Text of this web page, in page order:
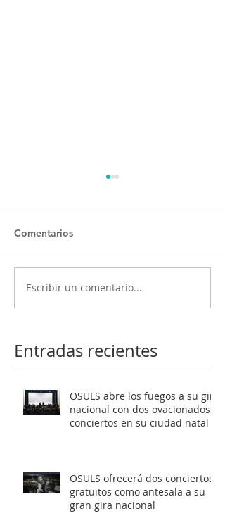
OSULS ofrecerá dos
conciertos gratuitos
Comentarios
Escribir un comentario...
Entradas recientes
OSULS abre los fuegos a su gira
nacional con dos ovacionados
conciertos en su ciudad natal
OSULS ofrecerá dos conciertos
gratuitos como antesala a su
gran gira nacional